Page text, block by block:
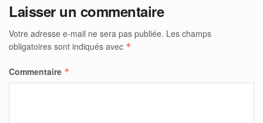
Laisser un commentaire
Votre adresse e-mail ne sera pas publiée. Les champs
obligatoires sont indiqués avec *
Commentaire *